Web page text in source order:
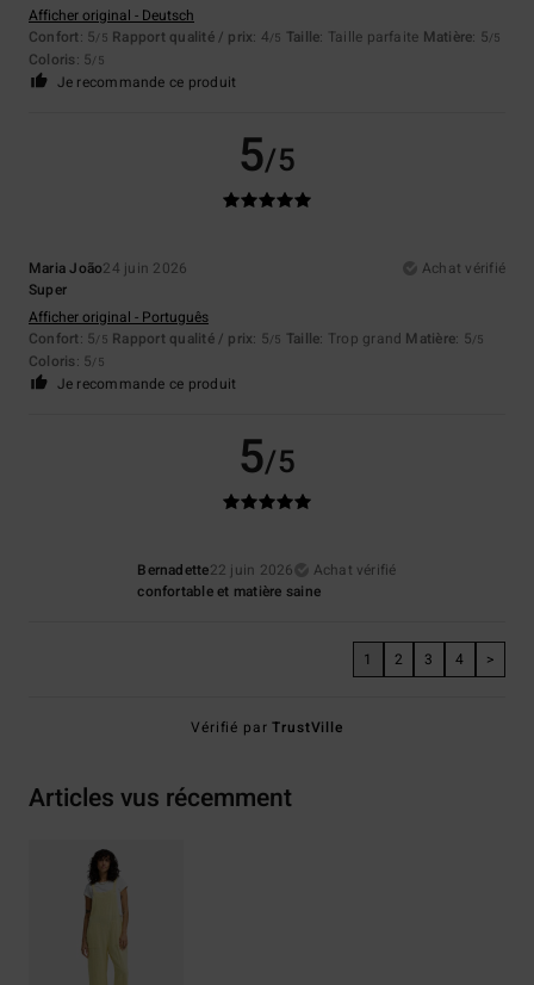
Afficher original - Deutsch
Confort: 5/5 Rapport qualité / prix: 4/5 Taille: Taille parfaite Matière: 5/5
Coloris: 5/5
Je recommande ce produit
5/5
Maria João24 juin 2026
Achat vérifié
Super
Afficher original - Português
Confort: 5/5 Rapport qualité / prix: 5/5 Taille: Trop grand Matière: 5/5
Coloris: 5/5
Je recommande ce produit
5/5
Bernadette22 juin 2026
Achat vérifié
confortable et matière saine
1 2 3 4 >
Vérifié parTrustVille
Articles vus récemment